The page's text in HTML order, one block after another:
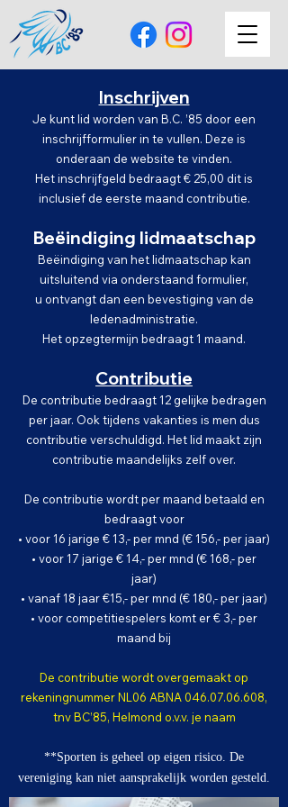
Inschrijven
Je kunt lid worden van B.C. ’85 door een
inschrijfformulier in te vullen. Deze is
onderaan de website te vinden.
Het inschrijfgeld bedraagt € 25,00 dit is
inclusief de eerste maand contributie.
Beëindiging lidmaatschap
Beëindiging van het lidmaatschap kan
uitsluitend via onderstaand formulier,
u ontvangt dan een bevestiging van de
ledenadministratie.
Het opzegtermijn bedraagt 1 maand.
Contributie
De contributie bedraagt 12 gelijke bedragen
per jaar. Ook tijdens vakanties is men dus
contributie verschuldigd. Het lid maakt zijn
contributie maandelijks zelf over.
De contributie wordt per maand betaald en
bedraagt voor
• voor 16 jarige € 13,- per mnd (€ 156,- per jaar)
• voor 17 jarige € 14,- per mnd (€ 168,- per
jaar)
• vanaf 18 jaar €15,- per mnd (€ 180,- per jaar)
• voor competitiespelers komt er € 3,- per
maand bij
De contributie wordt overgemaakt op
rekeningnummer NL06 ABNA 046.07.06.608,
tnv BC’85, Helmond o.v.v. je naam
**Sporten is geheel op eigen risico. De
vereniging kan niet aansprakelijk worden gesteld.